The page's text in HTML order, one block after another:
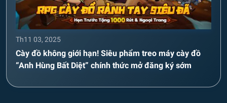
Th11 03, 2025
Cày đồ không giới hạn! Siêu phẩm treo máy cày đồ
“Anh Hùng Bất Diệt” chính thức mở đăng ký sớm